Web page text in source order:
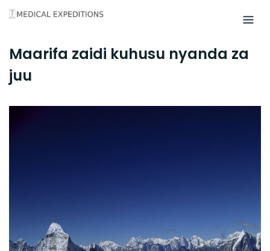
Skip
content
Maarifa zaidi kuhusu nyanda za
juu